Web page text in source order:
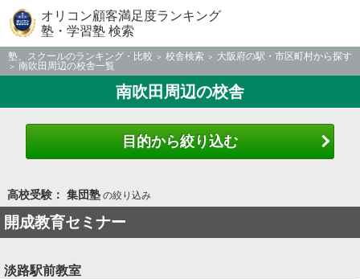
オリコン顧客満足度ランキング
塾・学習塾 検索
塾、スクールのランキング・比較 校舎検索
大阪府の駅・市区町村から探す
南吹田周辺の校舎一覧
南吹田周辺の校舎
目的から絞り込む
高校受験： 集団塾の絞り込み
開成教育セミナー
淡路駅前教室